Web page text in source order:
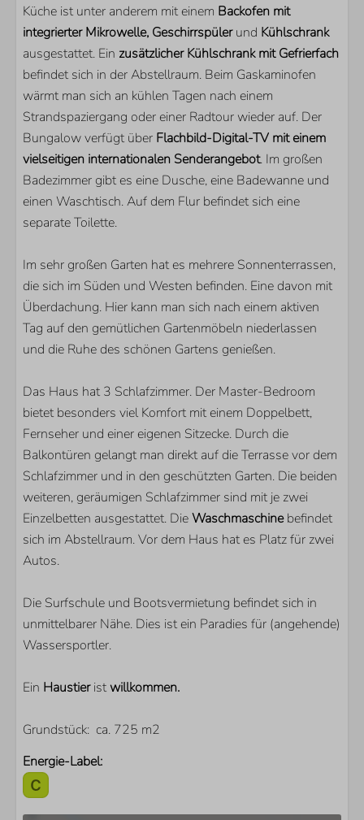
LAGE
Nur wenige Gehminuten vom Veerse Meer entfernt
PARKEN
Ruiterplaat
SCHLAFZIMMER
Anzahl Einzelbetten: 4
Anzahl Doppelbetten: 1
WOHNBEREICH
Flatscreen TV
Zusätzliche ausländische Kanäle
Küche ist unter anderem mit einem Backofen mit
integrierter Mikrowelle, Geschirrspülerund Kühlschrank
ausgestattet. Ein zusätzlicher Kühlschrank mit Gefrierfach
befindet sich in der Abstellraum. Beim Gaskaminofen
wärmt man sich an kühlen Tagen nach einem
Strandspaziergang oder einer Radtour wieder auf. Der
Bungalow verfügt über Flachbild-Digital-TV mit einem
vielseitigen internationalen Senderangebot. Im großen
Badezimmer gibt es eine Dusche, eine Badewanne und
einen Waschtisch. Auf dem Flur befindet sich eine
separate Toilette.
Im sehr großen Garten hat es mehrere Sonnenterrassen,
die sich im Süden und Westen befinden. Eine davon mit
Überdachung. Hier kann man sich nach einem aktiven
Tag auf den gemütlichen Gartenmöbeln niederlassen
und die Ruhe des schönen Gartens genießen.
Das Haus hat 3 Schlafzimmer. Der Master-Bedroom
bietet besonders viel Komfort mit einem Doppelbett,
Fernseher und einer eigenen Sitzecke. Durch die
Balkontüren gelangt man direkt auf die Terrasse vor dem
Schlafzimmer und in den geschützten Garten. Die beiden
weiteren, geräumigen Schlafzimmer sind mit je zwei
Einzelbetten ausgestattet. DieWaschmaschinebefindet
sich im Abstellraum. Vor dem Haus hat es Platz für zwei
Autos.
Die Surfschule und Bootsvermietung befindet sich in
unmittelbarer Nähe. Dies ist ein Paradies für (angehende)
Wassersportler.
Ein Haustieristwillkommen.
Grundstück: ca. 725 m2
Energie-Label: